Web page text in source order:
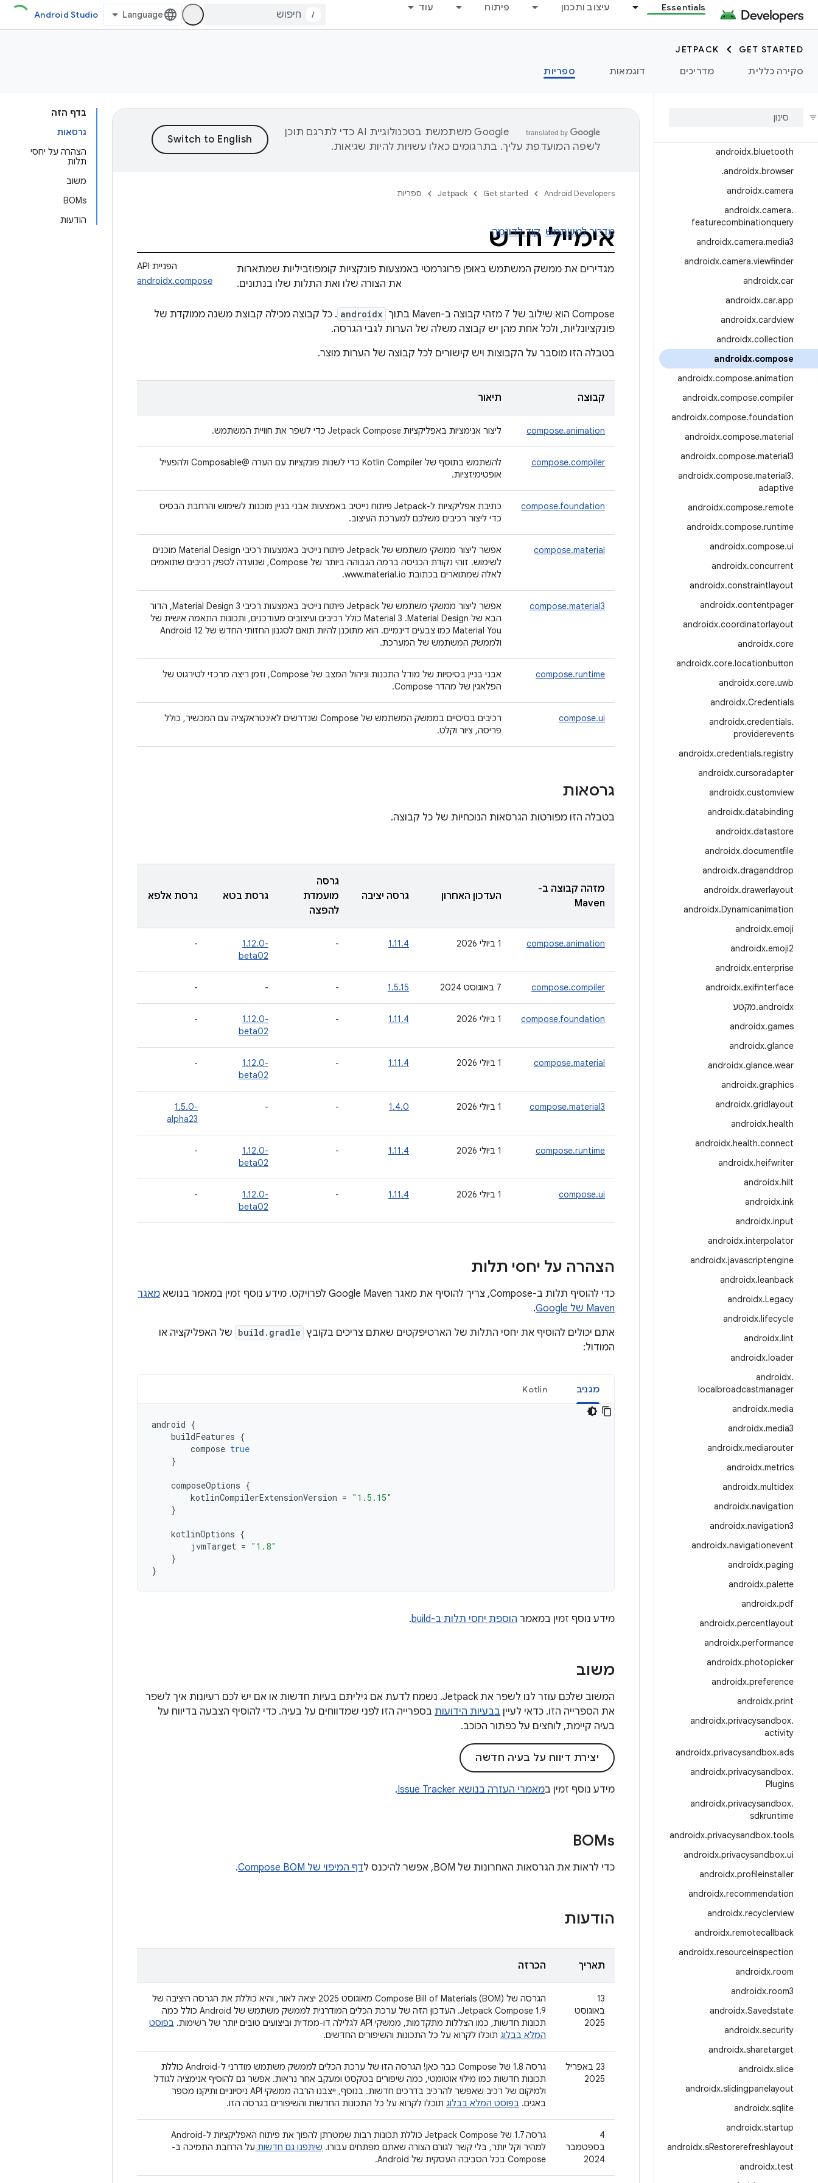
Essentials עיצוב ותכנון פיתוח עוד
/
Android Studio
GET STARTED
JETPACK
סקירה כללית
מדריכים דוגמאות ספריות
androidx.appfunctions
androidx.arch.core
androidx.asynclayoutinflater
benchmark
androidx.bluetooth
androidx.browser
.
androidx.camera
androidx.camera.
featurecombinationquery
androidx.camera.media3
androidx.camera.viewfinder
androidx.car
androidx.car.app
androidx.cardview
androidx.collection
androidx.compose
androidx.compose.animation
androidx.compose.compiler
androidx.compose.foundation
androidx.compose.material
androidx.compose.material3
androidx.compose.material3.
adaptive
androidx.compose.remote
androidx.compose.runtime
androidx.compose.ui
androidx.concurrent
androidx.constraintlayout
androidx.contentpager
androidx.coordinatorlayout
androidx.core
androidx.core.locationbutton
androidx.core.uwb
androidx.Credentials
androidx.credentials.
providerevents
androidx.credentials.registry
androidx.cursoradapter
androidx.customview
androidx.databinding
androidx.datastore
androidx.documentfile
androidx.draganddrop
androidx.drawerlayout
androidx.Dynamicanimation
androidx.emoji
androidx.emoji2
androidx.enterprise
androidx.exifinterface
androidx
.מקטע
androidx.games
androidx.glance
androidx.glance.wear
androidx.graphics
androidx.gridlayout
androidx.health
androidx.health.connect
androidx.heifwriter
androidx.hilt
androidx.ink
androidx.input
androidx.interpolator
androidx.javascriptengine
androidx.leanback
androidx.Legacy
androidx.lifecycle
androidx.lint
androidx.loader
androidx.
localbroadcastmanager
androidx.media
androidx.media3
androidx.mediarouter
androidx.metrics
androidx.multidex
androidx.navigation
androidx.navigation3
androidx.navigationevent
androidx.paging
androidx.palette
androidx.pdf
androidx.percentlayout
androidx.performance
androidx.photopicker
androidx.preference
androidx.print
androidx.privacysandbox.
activity
androidx.privacysandbox.ads
androidx.privacysandbox.
Plugins
androidx.privacysandbox.
sdkruntime
androidx.privacysandbox.tools
androidx.privacysandbox.ui
androidx.profileinstaller
androidx.recommendation
androidx.recyclerview
androidx.remotecallback
androidx.resourceinspection
androidx.room
androidx.room3
androidx.Savedstate
androidx.security
androidx.sharetarget
androidx.slice
androidx.slidingpanelayout
androidx.sqlite
androidx.startup
androidx.sRestorerefreshlayout
androidx.test
בדף הזה
גרסאות
הצהרה על יחסי
תלות
משוב
BOMs
הודעות
‫Google משתמשת בטכנולוגיית AI כדי לתרגם תוכן
לשפה המועדפת עליך. בתרגומים כאלו עשויות להיות שגיאות.
Android Developers
Get started
Jetpack ספריות
אימייל חדש
מדריך למשתמש קוד לדוגמה
הפניית API
androidx.compose
מגדירים את ממשק המשתמש באופן פרוגרמטי באמצעות פונקציות קומפוזביליות שמתארות
את הצורה שלו ואת התלות שלו בנתונים.
‫Compose הוא שילוב של 7 מזהי קבוצה ב-Maven בתוך androidx . כל קבוצה מכילה קבוצת משנה ממוקדת של
פונקציונליות, ולכל אחת מהן יש קבוצה משלה של הערות לגבי הגרסה.
בטבלה הזו מוסבר על הקבוצות ויש קישורים לכל קבוצה של הערות מוצר.
קבוצה תיאור
compose.animation ליצור אנימציות באפליקציות Jetpack Compose כדי לשפר את חוויית המשתמש.
compose.compiler
להשתמש בתוסף של Kotlin Compiler כדי לשנות פונקציות עם הערה @Composable ולהפעיל
אופטימיזציות.
compose.foundation
כתיבת אפליקציות ל-Jetpack פיתוח נייטיב באמצעות אבני בניין מוכנות לשימוש והרחבת הבסיס
כדי ליצור רכיבים משלכם למערכת העיצוב.
compose.material
אפשר ליצור ממשקי משתמש של Jetpack פיתוח נייטיב באמצעות רכיבי Material Design מוכנים
לשימוש. זוהי נקודת הכניסה ברמה הגבוהה ביותר של Compose, שנועדה לספק רכיבים שתואמים
לאלה שמתוארים בכתובת www.material.io.
compose.material3
אפשר ליצור ממשקי משתמש של Jetpack פיתוח נייטיב באמצעות רכיבי Material Design 3, הדור
הבא של Material Design. ‫Material 3 כולל רכיבים ועיצובים מעודכנים, ותכונות התאמה אישית של
Material You כמו צבעים דינמיים. הוא מתוכנן להיות תואם לסגנון החזותי החדש של Android 12
ולממשק המשתמש של המערכת.
compose.runtime
אבני בניין בסיסיות של מודל התכנות וניהול המצב של Compose, וזמן ריצה מרכזי לטירגוט של
הפלאגין של מהדר Compose.
compose.ui
רכיבים בסיסיים בממשק המשתמש של Compose שנדרשים לאינטראקציה עם המכשיר, כולל
פריסה, ציור וקלט.
גרסאות
בטבלה הזו מפורטות הגרסאות הנוכחיות של כל קבוצה.
מזהה קבוצה ב-
Maven
העדכון האחרון גרסה יציבה
גרסה
מועמדת
להפצה
גרסת בטא גרסת אלפא
compose.animation ‫1 ביולי 2026 1.11.4
-
‎1.12.0-
beta02
-
compose.compiler ‫7 באוגוסט 2024 1.5.15
-
-
-
compose.foundation ‫1 ביולי 2026 1.11.4
-
‎1.12.0-
beta02
-
compose.material ‫1 ביולי 2026 1.11.4
-
‎1.12.0-
beta02
-
compose.material3 ‫1 ביולי 2026 1.4.0
-
-
‎1.5.0-
alpha23
compose.runtime ‫1 ביולי 2026 1.11.4
-
‎1.12.0-
beta02
-
compose.ui ‫1 ביולי 2026 1.11.4
-
‎1.12.0-
beta02
-
הצהרה על יחסי תלות
כדי להוסיף תלות ב-Compose, צריך להוסיף את מאגר Google Maven לפרויקט. מידע נוסף זמין במאמר בנושא
מאגר
Maven של Google
.
אתם יכולים להוסיף את יחסי התלות של הארטיפקטים שאתם צריכים בקובץ build.gradle של האפליקציה או
המודול:
מגניב Kotlin
android {
buildFeatures {
compose true
}
composeOptions {
kotlinCompilerExtensionVersion = "1.5.15"
}
kotlinOptions {
jvmTarget = "1.8"
}
}
מידע נוסף זמין במאמר הוספת יחסי תלות ב-build .
משוב
המשוב שלכם עוזר לנו לשפר את Jetpack. נשמח לדעת אם גיליתם בעיות חדשות או אם יש לכם רעיונות איך לשפר
את הספרייה הזו. כדאי לעיין בבעיות הידועות בספרייה הזו לפני שמדווחים על בעיה. כדי להוסיף הצבעה בדיווח על
בעיה קיימת, לוחצים על כפתור הכוכב.
יצירת דיווח על בעיה חדשה
מידע נוסף זמין במאמרי העזרה בנושא Issue Tracker .
BOMs
כדי לראות את הגרסאות האחרונות של BOM, אפשר להיכנס ל דף המיפוי של Compose BOM .
הודעות
תאריך הכרזה
‫13
באוגוסט
2025
הגרסה של Compose Bill of Materials (BOM) מאוגוסט 2025 יצאה לאור, והיא כוללת את הגרסה היציבה של
Jetpack Compose 1.9. העדכון הזה של ערכת הכלים המודרנית לממשק משתמש של Android כולל כמה
תכונות חדשות, כמו הצללות מתקדמות, ממשקי API לגלילה דו-ממדית וביצועים טובים יותר של רשימות.
בפוסט
המלא בבלוג תוכלו לקרוא על כל התכונות והשיפורים החדשים.
‫23 באפריל
2025
גרסה 1.8 של Compose כבר כאן! הגרסה הזו של ערכת הכלים לממשק משתמש מודרני ל-Android כוללת
תכונות חדשות כמו מילוי אוטומטי, כמה שיפורים בטקסט ומעקב אחר נראות. אפשר גם להוסיף אנימציה לגודל
ולמיקום של רכיב שאפשר להרכיב בדרכים חדשות. בנוסף, ייצבנו הרבה ממשקי API ניסיוניים ותיקנו מספר
באגים. בפוסט המלא בבלוג תוכלו לקרוא על כל התכונות החדשות והשיפורים בגרסה הזו.
‫4
בספטמבר
2024
גרסה 1.7 של Jetpack Compose כוללת תכונות רבות שמטרתן להפוך את פיתוח האפליקציות ל-Android
למהיר וקל יותר, בלי קשר לגורם הצורה שאתם מפתחים עבורו. שיתפנו גם חדשות על הרחבת התמיכה ב-
Compose בכל הסביבה העסקית של Android.